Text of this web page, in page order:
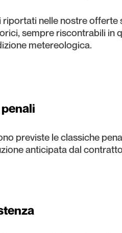
riportati nelle nostre offerte
sempre riscontrabili in
metereologica.
previste le classiche
anticipata dal